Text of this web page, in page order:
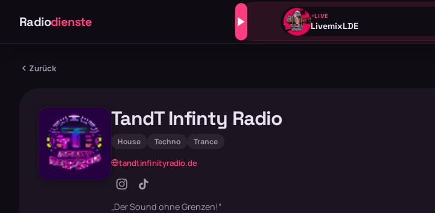
Radiodienste LIVE
LivemixLDE
Zurück
TandT Infinty Radio
House Techno Trance
tandtinfinityradio.de
„Der Sound ohne Grenzen!“